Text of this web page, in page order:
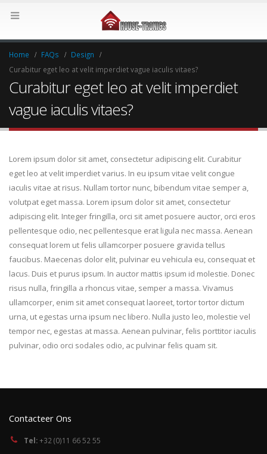
Home FAQs
Design
Curabitur eget leo at velit imperdiet vague iaculis vitaes?
Curabitur eget leo at velit imperdiet
vague iaculis vitaes?
Lorem ipsum dolor sit amet, consectetur adipiscing elit. Curabitur
eget leo at velit imperdiet varius. In eu ipsum vitae velit congue
iaculis vitae at risus. Nullam tortor nunc, bibendum vitae semper a,
volutpat eget massa. Lorem ipsum dolor sit amet, consectetur
adipiscing elit. Integer fringilla, orci sit amet posuere auctor, orci eros
pellentesque odio, nec pellentesque erat ligula nec massa. Aenean
consequat lorem ut felis ullamcorper posuere gravida tellus
faucibus. Maecenas dolor elit, pulvinar eu vehicula eu, consequat et
lacus. Duis et purus ipsum. In auctor mattis ipsum id molestie. Donec
risus nulla, fringilla a rhoncus vitae, semper a massa. Vivamus
ullamcorper, enim sit amet consequat laoreet, tortor tortor dictum
urna, ut egestas urna ipsum nec libero. Nulla justo leo, molestie vel
tempor nec, egestas at massa. Aenean pulvinar, felis porttitor iaculis
pulvinar, odio orci sodales odio, ac pulvinar felis quam sit.
Contacteer Ons
Tel:+32 (0)11 66 52 55